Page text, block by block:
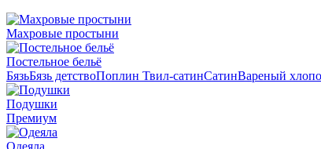
Махровые простыни
Постельное бельё
БязьБязь детствоПоплин Твил-сатинСатинВареный
Подушки
Премиум
Одеяла